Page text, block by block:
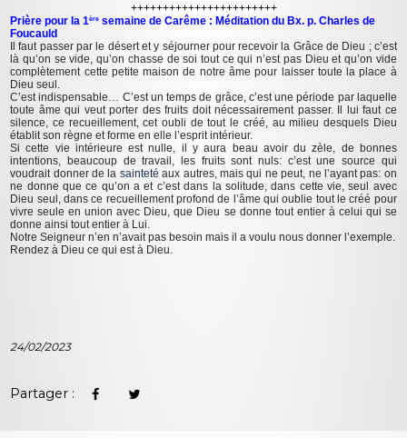
+++++++++++++++++++++++
Prière pour la 1ère semaine de Carême : Méditation du Bx. p. Charles de
Foucauld
Il faut passer par le désert et y séjourner pour recevoir la Grâce de Dieu ; c’est
là qu’on se vide, qu’on chasse de soi tout ce qui n’est pas Dieu et qu’on vide
complètement cette petite maison de notre âme pour laisser toute la place à
Dieu seul.
C’est indispensable… C’est un temps de grâce, c’est une période par laquelle
toute âme qui veut porter des fruits doit nécessairement passer. Il lui faut ce
silence, ce recueillement, cet oubli de tout le créé, au milieu desquels Dieu
établit son règne et forme en elle l’esprit intérieur.
Si cette vie intérieure est nulle, il y aura beau avoir du zèle, de bonnes
intentions, beaucoup de travail, les fruits sont nuls: c’est une source qui
voudrait donner de la sainteté aux autres, mais qui ne peut, ne l’ayant pas: on
ne donne que ce qu’on a et c’est dans la solitude, dans cette vie, seul avec
Dieu seul, dans ce recueillement profond de l’âme qui oublie tout le créé pour
vivre seule en union avec Dieu, que Dieu se donne tout entier à celui qui se
donne ainsi tout entier à Lui.
Notre Seigneur n’en n’avait pas besoin mais il a voulu nous donner l’exemple.
Rendez à Dieu ce qui est à Dieu.
24/02/2023
Partager :